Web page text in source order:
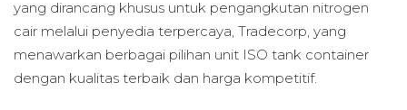
yang dirancang khusus untuk pengangkutan nitrogen
cair melalui penyedia terpercaya, Tradecorp, yang
menawarkan berbagai pilihan unit ISO tank container
dengan kualitas terbaik dan harga kompetitif.